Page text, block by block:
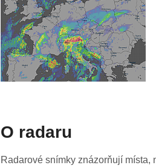
O radaru
Radarové snímky znázorňují místa,